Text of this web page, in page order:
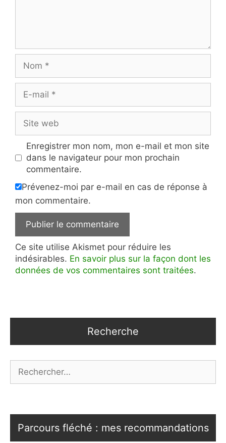
mail
web
Enregistrer mon nom, mon e-mail et mon site
dans le navigateur pour mon prochain
commentaire.
Prévenez-moi par e-mail en cas de réponse à
mon commentaire.
Ce site utilise Akismet pour réduire les
indésirables. En savoir plus sur la façon dont les
données de vos commentaires sont traitées.
Recherche
Parcours fléché : mes recommandations